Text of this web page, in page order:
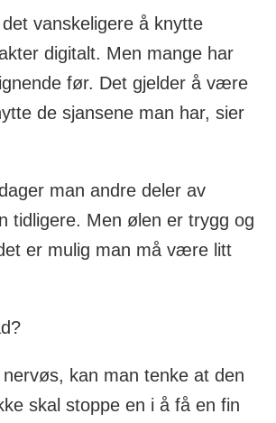
vanskeligere å knytte
digitalt. Men mange har
før. Det gjelder å være
de sjansene man har, sier
man andre deler av
tidligere. Men ølen er trygg og
er mulig man må være litt
kan man tenke at den
skal stoppe en i å få en fin